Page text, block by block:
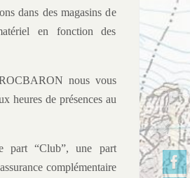
dans des magasins de
en fonction des
nous vous
heures de présences au
part “Club”, une part
complémentaire